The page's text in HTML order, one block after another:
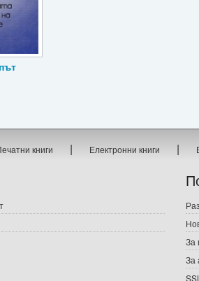
книги | Електронни книги |
За
За